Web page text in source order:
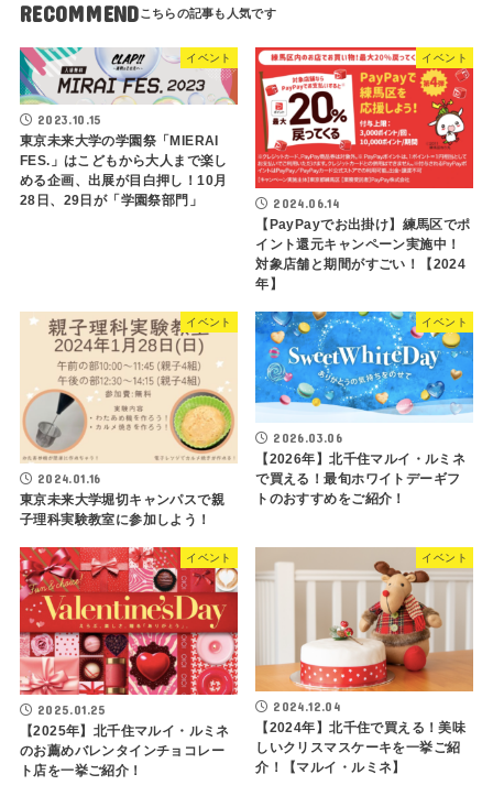
RECOMMEND
イベント
2023.10.15
東京未来大学の学園祭「MIERAI
FES.」はこどもから大人まで楽し
める企画、出展が目白押し！10月
28日、29日が「学園祭部門」
イベント
2024.06.14
【PayPayでお出掛け】練馬区でポ
イント還元キャンペーン実施中！
対象店舗と期間がすごい！【2024
年】
イベント
2024.01.16
東京未来大学堀切キャンパスで親
子理科実験教室に参加しよう！
イベント
2026.03.06
【2026年】北千住マルイ・ルミネ
で買える！最旬ホワイトデーギフ
トのおすすめをご紹介！
イベント
2025.01.25
【2025年】北千住マルイ・ルミネ
のお薦めバレンタインチョコレー
ト店を一挙ご紹介！
イベント
2024.12.04
【2024年】北千住で買える！美味
しいクリスマスケーキを一挙ご紹
介！【マルイ・ルミネ】